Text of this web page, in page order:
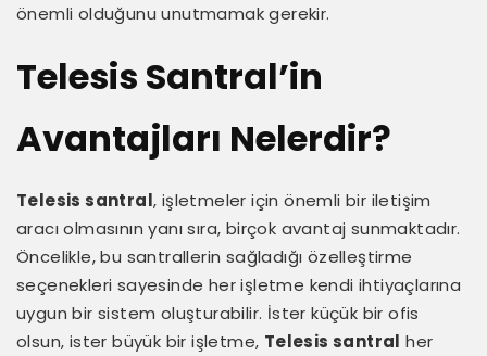
önemli olduğunu unutmamak gerekir.
Telesis Santral’in
Avantajları Nelerdir?
Telesis santral, işletmeler için önemli bir iletişim
aracı olmasının yanı sıra, birçok avantaj sunmaktadır.
Öncelikle, bu santrallerin sağladığı özelleştirme
seçenekleri sayesinde her işletme kendi ihtiyaçlarına
uygun bir sistem oluşturabilir. İster küçük bir ofis
olsun, ister büyük bir işletme, Telesis santral her